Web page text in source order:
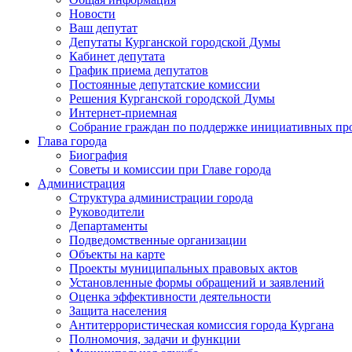
Новости
Ваш депутат
Депутаты Курганской городской Думы
Кабинет депутата
График приема депутатов
Постоянные депутатские комиссии
Решения Курганской городской Думы
Интернет-приемная
Собрание граждан по поддержке инициативных
Глава города
Биография
Советы и комиссии при Главе города
Администрация
Структура администрации города
Руководители
Департаменты
Подведомственные организации
Объекты на карте
Проекты муниципальных правовых актов
Установленные формы обращений и заявлений
Оценка эффективности деятельности
Защита населения
Антитеррористическая комиссия города Кургана
Полномочия, задачи и функции